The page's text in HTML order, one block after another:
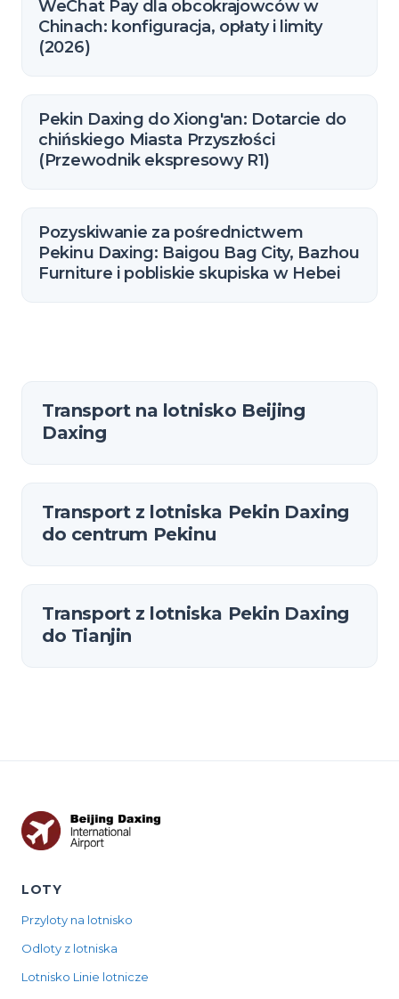
WeChat Pay dla obcokrajowców w
Chinach: konfiguracja, opłaty i limity
(2026)
Pekin Daxing do Xiong'an: Dotarcie do
chińskiego Miasta Przyszłości
(Przewodnik ekspresowy R1)
Pozyskiwanie za pośrednictwem
Pekinu Daxing: Baigou Bag City, Bazhou
Furniture i pobliskie skupiska w Hebei
Transport na lotnisko Beijing
Daxing
Transport z lotniska Pekin Daxing
do centrum Pekinu
Transport z lotniska Pekin Daxing
do Tianjin
LOTY
Przyloty na lotnisko
Odloty z lotniska
Lotnisko Linie lotnicze